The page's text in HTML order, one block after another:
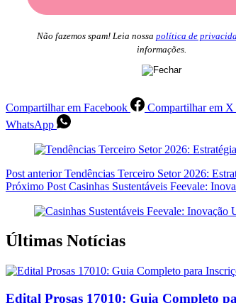
Não fazemos spam! Leia nossa política de
informações.
Compartilhar em Facebook Compartilhar em
WhatsApp
Post anteriorTendências Terceiro Setor 2026:
Próximo Post Casinhas Sustentáveis Feevale:
Últimas Notícias
Edital Prosas 17010: Guia Completo